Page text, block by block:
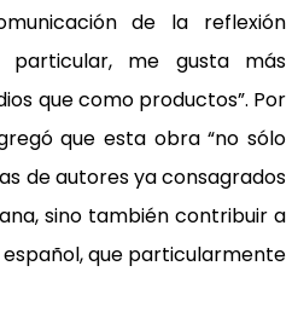
de la reflexión
particular, me gusta más
que como productos”. Por
que esta obra “no sólo
de autores ya consagrados
sino también contribuir a
que particularmente